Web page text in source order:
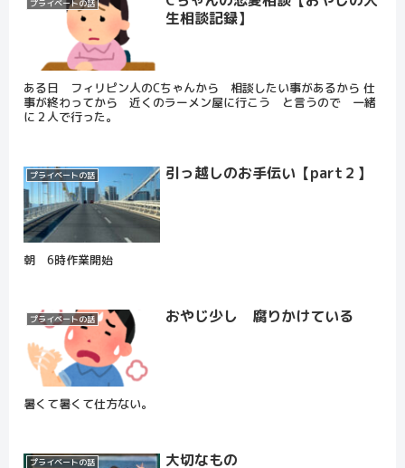
プライベートの話
生相談記録】
ある日 フィリピン人のCちゃんから 相談したい事があるから 仕
事が終わってから 近くのラーメン屋に行こう と言うので 一緒
に２人で行った。
プライベートの話 引っ越しのお手伝い【part２】
朝 6時作業開始
プライベートの話 おやじ少し 腐りかけている
暑くて暑くて仕方ない。
プライベートの話 大切なもの